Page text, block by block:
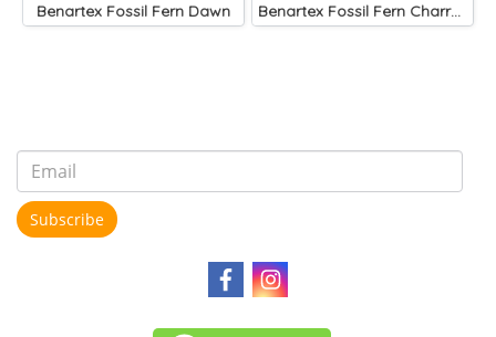
Benartex Fossil Fern Dawn Benartex Fossil Fern Charred Wood
Subscribe